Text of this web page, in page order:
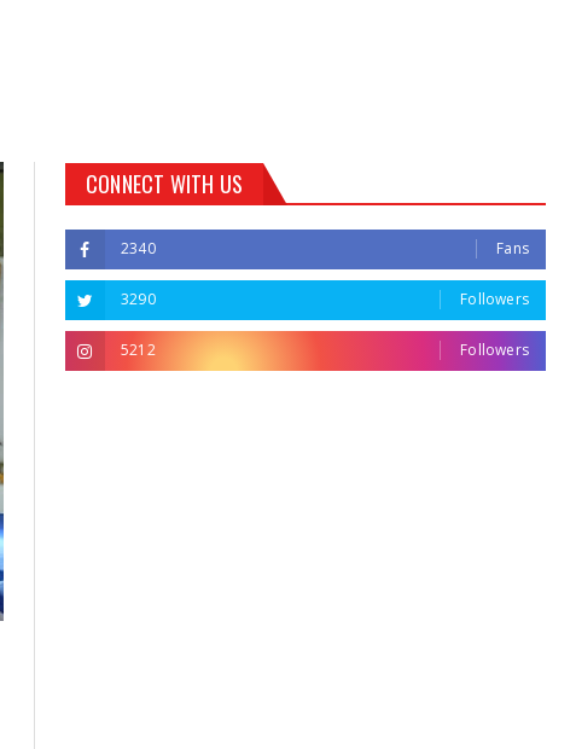
CONNECT WITH US
2340 Fans
3290 Followers
5212 Followers